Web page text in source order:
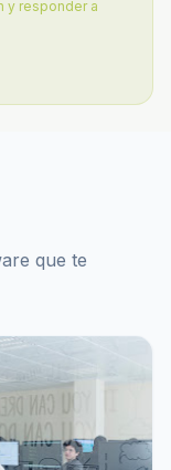
y responder a
que te